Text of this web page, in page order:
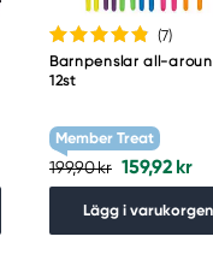
(7)
Barnpenslar all-
12st
Member Treat
199,90 kr 159,92 kr
Lägg i varukorgen